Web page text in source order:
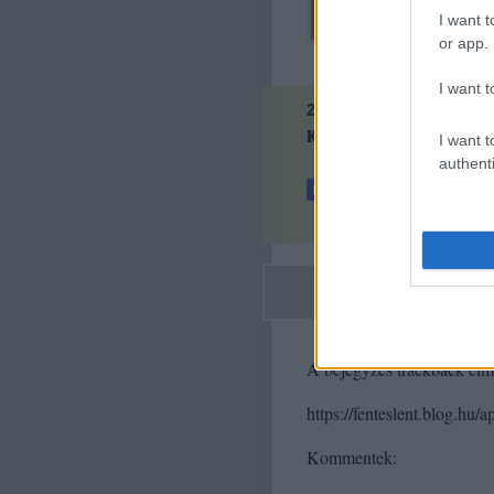
I want
or app.
I want
I want
2
Kövess minket a
A bejegyzés trackback
https://fenteslent.blog.hu/
Kommentek: